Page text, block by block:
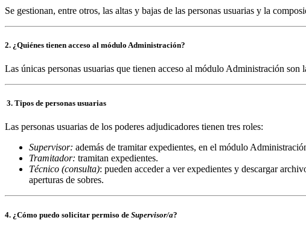
Se gestionan, entre otros, las altas y bajas de las personas usuarias y la
2. ¿Quiénes tienen acceso al módulo Administración?
Las únicas personas usuarias que tienen acceso al módulo Administración son
3. Tipos de personas usuarias
Las personas usuarias de los poderes adjudicadores tienen tres roles:
Supervisor: además de tramitar expedientes, en el módulo
Tramitador: tramitan expedientes.
Técnico (consulta): pueden acceder a ver expedientes y descargar
aperturas de sobres.
4. ¿Cómo puedo solicitar permiso de Supervisor/a?